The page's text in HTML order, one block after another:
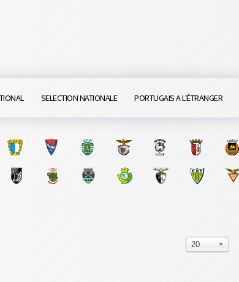
SELECTION NATIONALE PORTUGAIS A L'ÉTRANGER
20